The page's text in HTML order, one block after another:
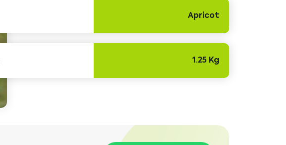
Apricot
1.25 Kg